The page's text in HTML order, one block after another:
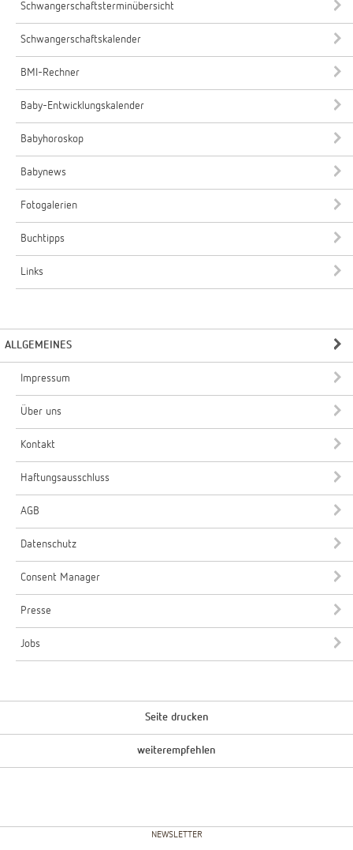
Schwangerschaftsterminübersicht
Schwangerschaftskalender
BMI-Rechner
Baby-Entwicklungskalender
Babyhoroskop
Babynews
Fotogalerien
Buchtipps
Links
ALLGEMEINES
Impressum
Über uns
Kontakt
Haftungsausschluss
AGB
Datenschutz
Consent Manager
Presse
Jobs
Seite drucken
weiterempfehlen
NEWSLETTER